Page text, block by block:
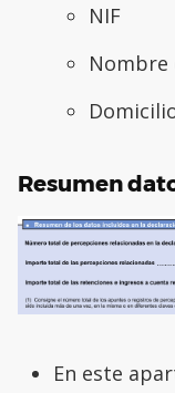
NIF
Resumen
En este